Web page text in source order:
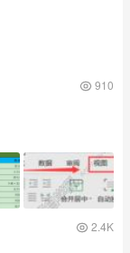
910
2.4K